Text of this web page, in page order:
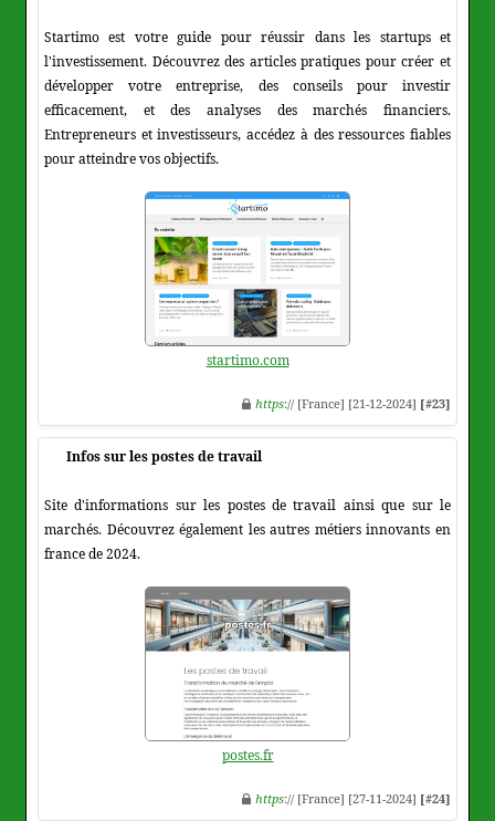
Startimo est votre guide pour réussir dans les startups et
l'investissement. Découvrez des articles pratiques pour créer et
développer votre entreprise, des conseils pour investir
efficacement, et des analyses des marchés financiers.
Entrepreneurs et investisseurs, accédez à des ressources fiables
pour atteindre vos objectifs.
startimo.com
https:// [France] [21-12-2024] [#23]
Infos sur les postes de travail
Site d'informations sur les postes de travail ainsi que sur le
marchés. Découvrez également les autres métiers innovants en
france de 2024.
postes.fr
https:// [France] [27-11-2024] [#24]